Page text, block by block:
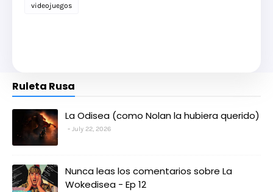
videojuegos
Ruleta Rusa
La Odisea (como Nolan la hubiera querido)
July 22, 2026
Nunca leas los comentarios sobre La
Wokedisea - Ep 12